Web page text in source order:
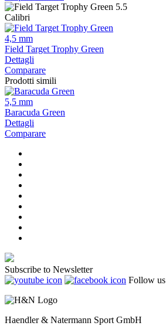
Calibri
4,5 mm
Field Target Trophy Green
Dettagli
Comparare
Prodotti simili
5,5 mm
Baracuda Green
Dettagli
Comparare
Subscribe to Newsletter
Follow us
Haendler & Natermann Sport GmbH